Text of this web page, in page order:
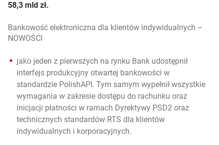
58,3 mld zł.
Bankowość elektroniczna dla klientów indywidualnych –
NOWOŚCI
jako jeden z pierwszych na rynku Bank udostępnił
interfejs produkcyjny otwartej bankowości w
standardzie PolishAPI. Tym samym wypełnił wszystkie
wymagania w zakresie dostępu do rachunku oraz
inicjacji płatności w ramach Dyrektywy PSD2 oraz
technicznych standardów RTS dla klientów
indywidualnych i korporacyjnych.